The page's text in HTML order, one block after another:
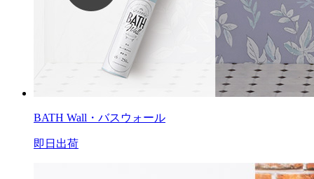
BATH Wall・バスウォール
即日出荷